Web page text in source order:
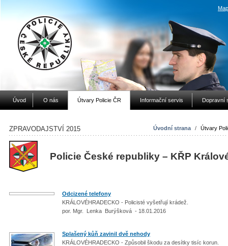
Úvod O nás Útvary Policie ČR Informační servis Dopravní
Úvodní strana / Útvary
ZPRAVODAJSTVÍ 2015
Policie České republiky – KŘP
Odcizené telefony
KRÁLOVÉHRADECKO - Policisté vyšetřují krádež.
por. Mgr. Lenka Burýšková - 18.01.2016
Splašený kůň zavinil dvě nehody
KRÁLOVÉHRADECKO - Způsobil škodu za desítky tisíc korun.